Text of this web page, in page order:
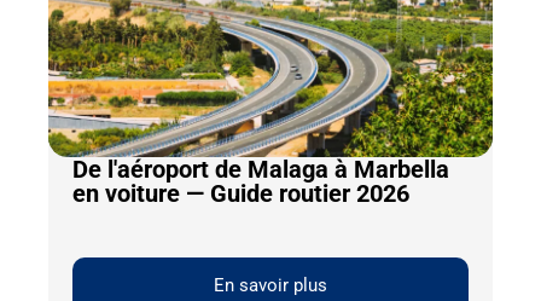
De l'aéroport de Malaga à Marbella
en voiture — Guide routier 2026
En savoir plus